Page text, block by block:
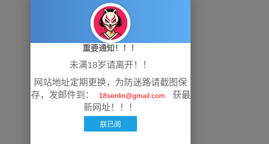
重要通知！！！
未满18岁请离开！！
网站地址定期更换，为防迷路请截图保
存，发邮件到：
18senlin@gmail.com
获最
新网址！！！
朕已阅